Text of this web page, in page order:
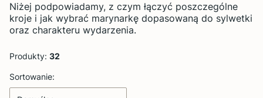
Niżej podpowiadamy, z czym łączyć poszczególne
kroje i jak wybrać marynarkę dopasowaną do sylwetki
oraz charakteru wydarzenia.
Produkty: 32
Lista produktów
Sortowanie: